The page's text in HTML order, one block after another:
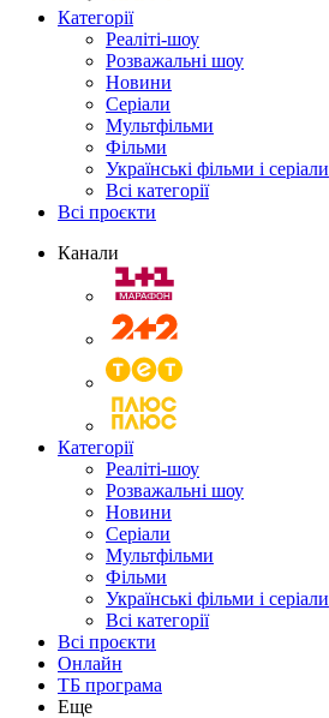
Категорії
Реаліті-шоу
Розважальні шоу
Новини
Серіали
Мультфільми
Фільми
Українські фільми і серіали
Всі категорії
Всі проєкти
Канали
Категорії
Реаліті-шоу
Розважальні шоу
Новини
Серіали
Мультфільми
Фільми
Українські фільми і серіали
Всі категорії
Всі проєкти
Онлайн
ТБ програма
Еще